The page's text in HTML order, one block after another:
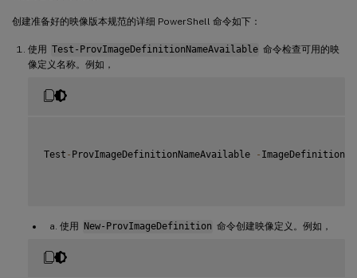
创建准备好的映像版本规范的详细 PowerShell 命令如下：
使用 Test-ProvImageDefinitionNameAvailable 命令检查可用的映
像定义名称。例如，
Test - ProvImageDefinitionNameAvailable -
使用 New-ProvImageDefinition 命令创建映像定义。例如，